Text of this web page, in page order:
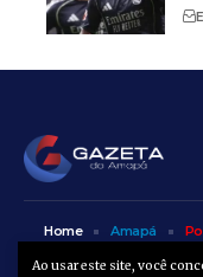
Ao usar este site, você
Home Amapá
Bem Estar